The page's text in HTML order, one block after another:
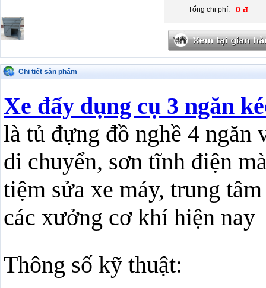
Tổng chi phí:
0 đ
Chi tiết sản phẩm
Xe đẩy dụng cụ 3 ngăn
là tủ đựng đồ nghề 4
di chuyển, sơn tĩnh điện
tiệm sửa xe máy, trung
các xưởng cơ khí hiện nay
Thông số kỹ thuật: